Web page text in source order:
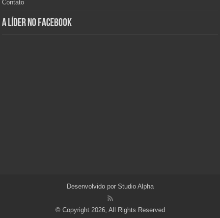
Contato
A Líder no Facebook
Desenvolvido por Studio Alpha
© Copyright 2026, All Rights Reserved